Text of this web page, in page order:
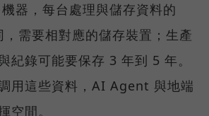
，每台處理與儲存資料的
需要相對應的儲存裝置；生產
紀錄可能要保存 3 年到 5 年。
用這些資料，AI Agent 與地端
空間。